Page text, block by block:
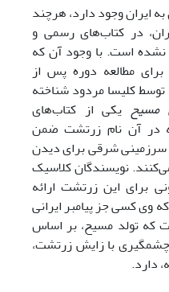
ایران وجود دارد، هرچند
در کتاب‌های رسمی و
است. با وجود آن که
برای مطالعه دوره پس از
کلیسا مردود شناخته
مسیحیکی از کتاب‌های
در آن نام زرتشت ضمن
سرزمینی شرقی برای دیدن
نویسندگان کلاسیک
برای این زرتشت ارائه
وی کسی جز پیامبر ایرانی
که تولد مسیح، بر اساس
با زایش زرتشت،
دارد.